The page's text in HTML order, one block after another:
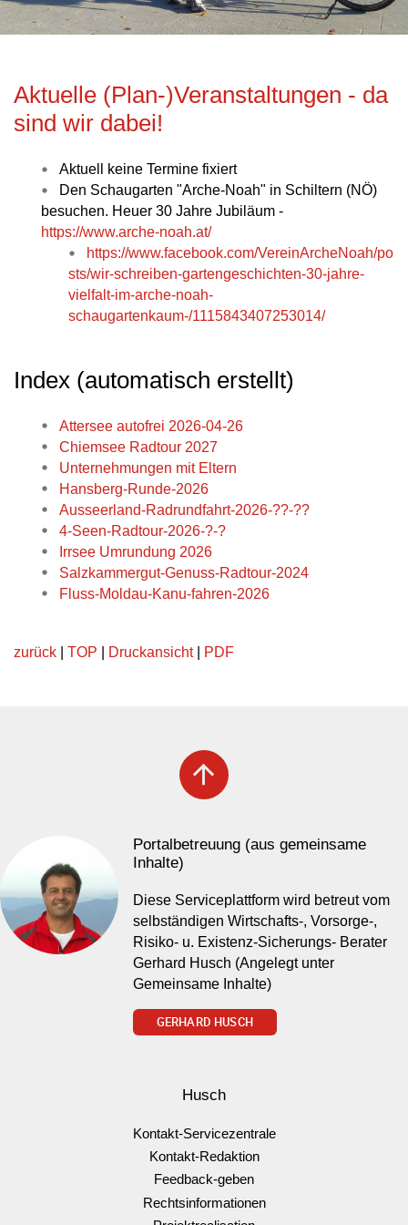
Aktuelle (Plan-)Veranstaltungen - da
sind wir dabei!
Aktuell keine Termine fixiert
Den Schaugarten "Arche-Noah" in Schiltern (NÖ)
besuchen. Heuer 30 Jahre Jubiläum -
https://www.arche-noah.at/
https://www.facebook.com/VereinArcheNoah/po
sts/wir-schreiben-gartengeschichten-30-jahre-
vielfalt-im-arche-noah-
schaugartenkaum-/1115843407253014/
Index (automatisch erstellt)
Attersee autofrei 2026-04-26
Chiemsee Radtour 2027
Unternehmungen mit Eltern
Hansberg-Runde-2026
Ausseerland-Radrundfahrt-2026-??-??
4-Seen-Radtour-2026-?-?
Irrsee Umrundung 2026
Salzkammergut-Genuss-Radtour-2024
Fluss-Moldau-Kanu-fahren-2026
zurück TOP Druckansicht| PDF
arrow_upward
Portalbetreuung (aus gemeinsame
Inhalte)
Diese Serviceplattform wird betreut vom
selbständigen Wirtschafts-, Vorsorge-,
Risiko- u. Existenz-Sicherungs- Berater
Gerhard Husch (Angelegt unter
Gemeinsame Inhalte)
GERHARD HUSCH
Husch
Kontakt-Servicezentrale
Kontakt-Redaktion
Feedback-geben
Rechtsinformationen